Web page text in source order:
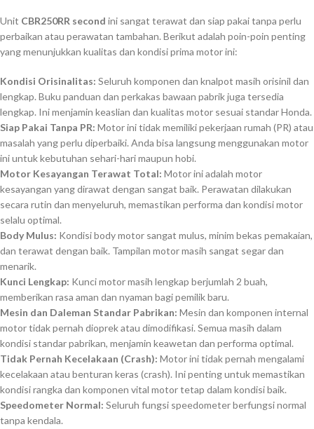
Unit CBR250RR second ini sangat terawat dan siap pakai tanpa perlu
perbaikan atau perawatan tambahan. Berikut adalah poin-poin penting
yang menunjukkan kualitas dan kondisi prima motor ini:
Kondisi Orisinalitas: Seluruh komponen dan knalpot masih orisinil dan
lengkap. Buku panduan dan perkakas bawaan pabrik juga tersedia
lengkap. Ini menjamin keaslian dan kualitas motor sesuai standar Honda.
Siap Pakai Tanpa PR: Motor ini tidak memiliki pekerjaan rumah (PR) atau
masalah yang perlu diperbaiki. Anda bisa langsung menggunakan motor
ini untuk kebutuhan sehari-hari maupun hobi.
Motor Kesayangan Terawat Total: Motor ini adalah motor
kesayangan yang dirawat dengan sangat baik. Perawatan dilakukan
secara rutin dan menyeluruh, memastikan performa dan kondisi motor
selalu optimal.
Body Mulus: Kondisi body motor sangat mulus, minim bekas pemakaian,
dan terawat dengan baik. Tampilan motor masih sangat segar dan
menarik.
Kunci Lengkap: Kunci motor masih lengkap berjumlah 2 buah,
memberikan rasa aman dan nyaman bagi pemilik baru.
Mesin dan Daleman Standar Pabrikan: Mesin dan komponen internal
motor tidak pernah dioprek atau dimodifikasi. Semua masih dalam
kondisi standar pabrikan, menjamin keawetan dan performa optimal.
Tidak Pernah Kecelakaan (Crash): Motor ini tidak pernah mengalami
kecelakaan atau benturan keras (crash). Ini penting untuk memastikan
kondisi rangka dan komponen vital motor tetap dalam kondisi baik.
Speedometer Normal: Seluruh fungsi speedometer berfungsi normal
tanpa kendala.